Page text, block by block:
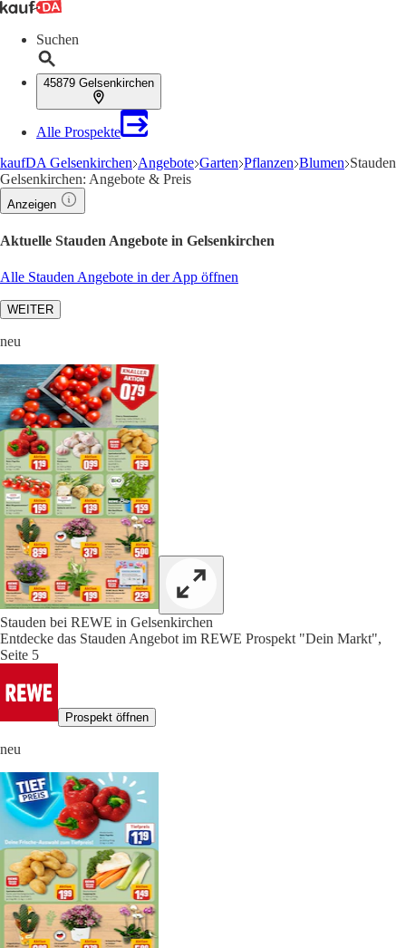
Suchen
45879 Gelsenkirchen
Alle Prospekte
kaufDA Gelsenkirchen Angebote Garten Pflanzen Blumen Stauden
Gelsenkirchen: Angebote & Preis
Anzeigen
Aktuelle Stauden Angebote in Gelsenkirchen
Alle Stauden Angebote in der App öffnen
WEITER
neu
Stauden bei REWE in Gelsenkirchen
Entdecke das Stauden Angebot im REWE Prospekt "Dein Markt",
Seite 5
Prospekt öffnen
neu